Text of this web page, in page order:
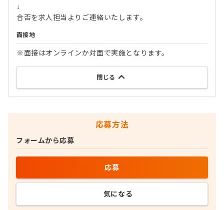
↓
合否を求人担当よりご連絡いたします。
面接地
※面接はオンラインか対面で実施となります。
閉じる
応募方法
フォームから応募
応募
気になる